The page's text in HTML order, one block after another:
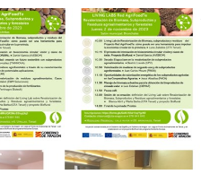
document